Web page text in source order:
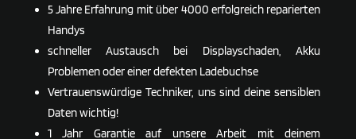
5 Jahre Erfahrung mit über 4000 erfolgreich reparierten
Handys
schneller Austausch bei Displayschaden, Akku
Problemen oder einer defekten Ladebuchse
Vertrauenswürdige Techniker, uns sind deine sensiblen
Daten wichtig!
1 Jahr Garantie auf unsere Arbeit mit deinem